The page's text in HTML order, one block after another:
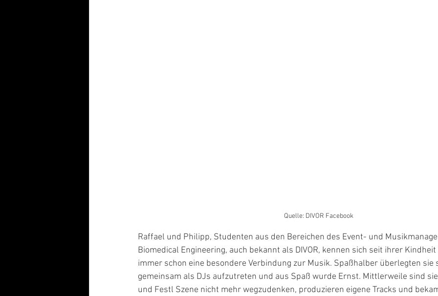
Quelle: DIVOR Facebook
Raffael und Philipp, Studenten aus den Bereichen des Event- und
Biomedical Engineering, auch bekannt als DIVOR, kennen sich seit ihrer
immer schon eine besondere Verbindung zur Musik. Spaßhalber überlegten sie
gemeinsam als DJs aufzutreten und aus Spaß wurde Ernst. Mittlerweile sind
und Festl Szene nicht mehr wegzudenken, produzieren eigene Tracks und